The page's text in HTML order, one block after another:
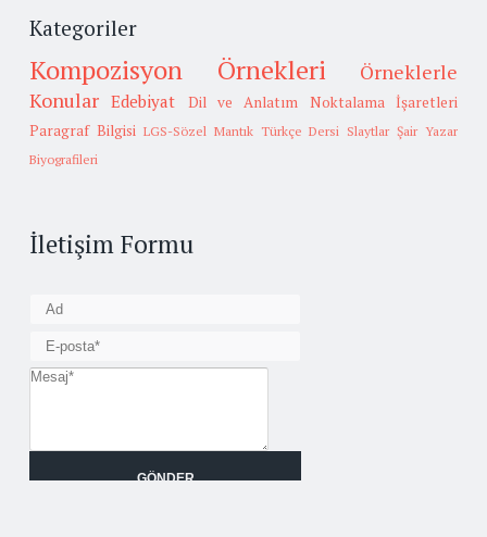
Kategoriler
Kompozisyon Örnekleri
Örneklerle
Konular Edebiyat Dil ve Anlatım
Noktalama İşaretleri
Paragraf Bilgisi LGS-Sözel Mantık Türkçe Dersi Slaytlar Şair Yazar
Biyografileri
İletişim Formu